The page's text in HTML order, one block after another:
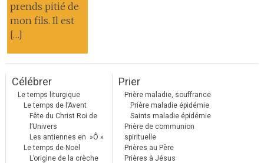
prends pitié de
mon fils. Il est
[…]
Célébrer
Le temps liturgique
Le temps de l’Avent
Fête du Christ Roi de
l’Univers
Les antiennes en »Ô »
Le temps de Noël
L’origine de la crèche
Prier
Prière maladie, souffrance
Prière maladie épidémie
Saints maladie épidémie
Prière de communion
spirituelle
Prières au Père
Prières à Jésus